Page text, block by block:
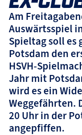
Am
Auswärtsspiel
Spieltag soll es
Potsdam den
HSVH-
Jahr mit
wird es ein
Weggefährten.
20 Uhr in der
angepfiffen.